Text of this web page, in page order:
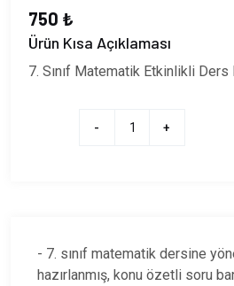
750 ₺
Ürün Kısa Açıklaması
7. Sınıf Matematik Etkinlikli
- +
- 7. sınıf matematik dersine
hazırlanmış, konu özetli soru